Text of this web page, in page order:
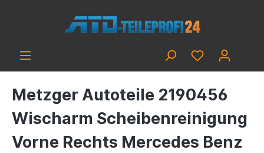
Metzger Autoteile 2190456
Wischarm Scheibenreinigung
Vorne Rechts Mercedes Benz